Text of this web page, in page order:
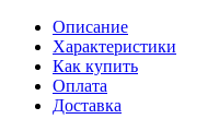
Описание
Характеристики
Как купить
Оплата
Доставка